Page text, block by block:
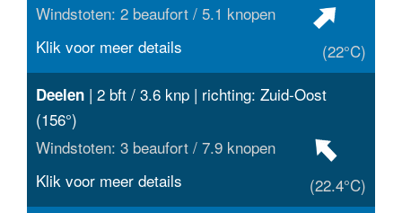
Windstoten: 2 beaufort / 5.1 knopen
(22°C)
Klik voor meer details
Deelen | 2 bft / 3.6 knp | richting: Zuid-Oost
(156°)
Windstoten: 3 beaufort / 7.9 knopen
(22.4°C)
Klik voor meer details